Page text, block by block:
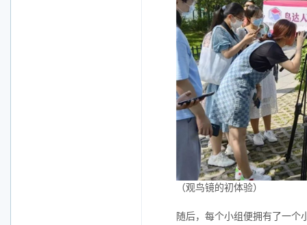
（观鸟镜的初体验）
随后，每个小组便拥有了一个